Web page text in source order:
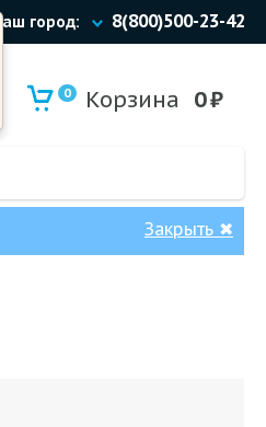
Ваш город: 8(800)500-23-42
0 Корзина 0₽
Закрыть ✖